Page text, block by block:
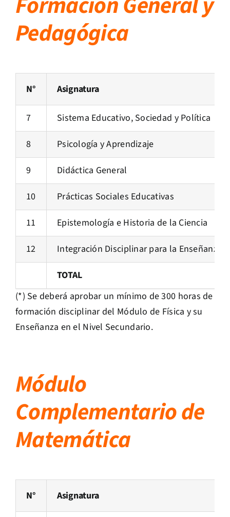
Pedagógica
N° Asignatura
7 Sistema Educativo, Sociedad y Política
8 Psicología y Aprendizaje
9 Didáctica General
10 Prácticas Sociales Educativas
11 Epistemología e Historia de la Ciencia
12 Integración Disciplinar para la Enseñanza
TOTAL
(*) Se deberá aprobar un mínimo de 300 horas de
formación disciplinar del Módulo de Física y su
Enseñanza en el Nivel Secundario.
Módulo
Complementario de
Matemática
N° Asignatura